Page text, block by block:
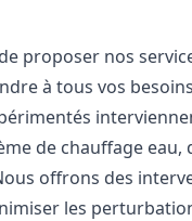
proposer nos
à tous vos
de chauffage eau,
offrons des
les